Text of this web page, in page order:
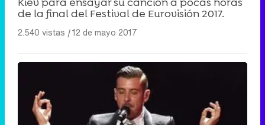
de la final del Festival de Eurovisión 2017.
2.540 vistas |12 de mayo 2017